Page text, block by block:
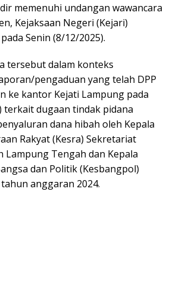
memenuhi undangan wawancara
Kejaksaan Negeri (Kejari)
Senin (8/12/2025).
tersebut dalam konteks
pengaduan yang telah DPP
ke kantor Kejati Lampung pada
terkait dugaan tindak pidana
dana hibah oleh Kepala
Rakyat (Kesra) Sekretariat
Lampung Tengah dan Kepala
dan Politik (Kesbangpol)
anggaran 2024.